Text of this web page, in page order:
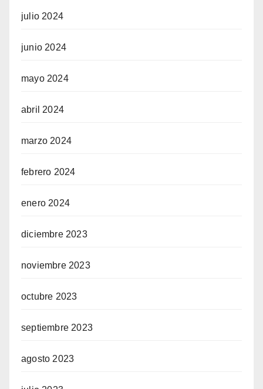
julio 2024
junio 2024
mayo 2024
abril 2024
marzo 2024
febrero 2024
enero 2024
diciembre 2023
noviembre 2023
octubre 2023
septiembre 2023
agosto 2023